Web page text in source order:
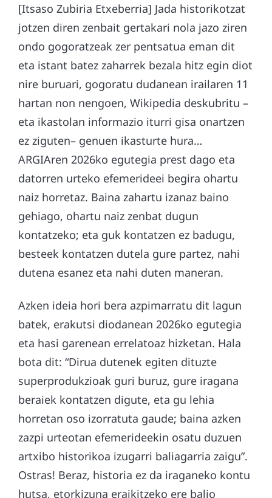
[Itsaso Zubiria Etxeberria] Jada historikotzat
jotzen diren zenbait gertakari nola jazo ziren
ondo gogoratzeak zer pentsatua eman dit
eta istant batez zaharrek bezala hitz egin diot
nire buruari, gogoratu dudanean irailaren 11
hartan non nengoen, Wikipedia deskubritu –
eta ikastolan informazio iturri gisa onartzen
ez ziguten– genuen ikasturte hura…
ARGIAren 2026ko egutegia prest dago eta
datorren urteko efemerideei begira ohartu
naiz horretaz. Baina zahartu izanaz baino
gehiago, ohartu naiz zenbat dugun
kontatzeko; eta guk kontatzen ez badugu,
besteek kontatzen dutela gure partez, nahi
dutena esanez eta nahi duten maneran.
Azken ideia hori bera azpimarratu dit lagun
batek, erakutsi diodanean 2026ko egutegia
eta hasi garenean errelatoaz hizketan. Hala
bota dit: “Dirua dutenek egiten dituzte
superprodukzioak guri buruz, gure iragana
beraiek kontatzen digute, eta gu lehia
horretan oso izorratuta gaude; baina azken
zazpi urteotan efemerideekin osatu duzuen
artxibo historikoa izugarri baliagarria zaigu”.
Ostras! Beraz, historia ez da iraganeko kontu
hutsa, etorkizuna eraikitzeko ere balio